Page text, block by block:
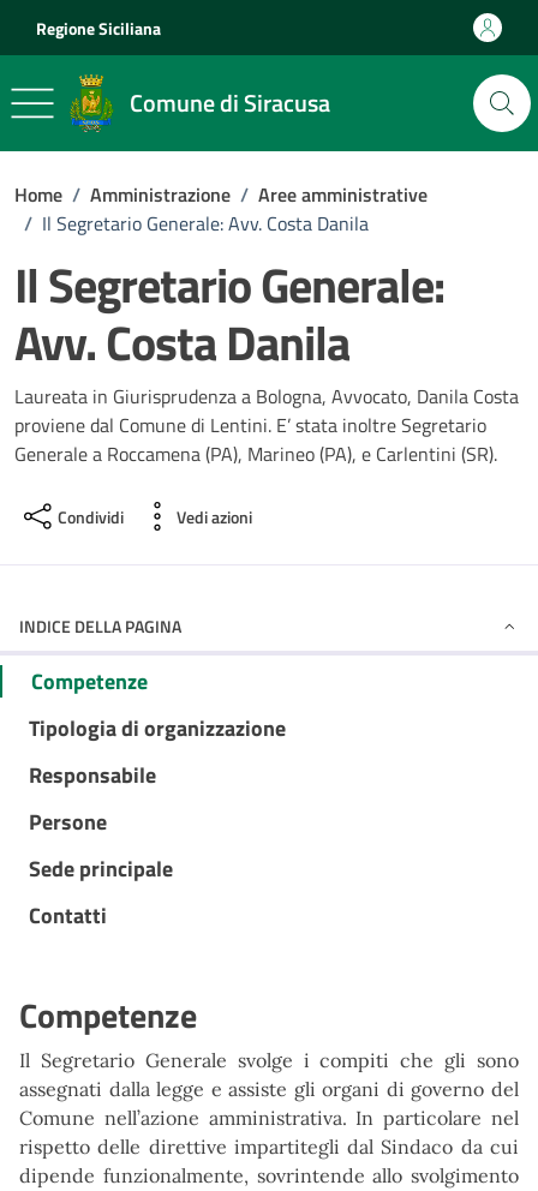
Regione Siciliana
Comune di Siracusa
Home / Amministrazione / Aree amministrative
/ Il Segretario Generale: Avv. Costa Danila
Il Segretario Generale:
Avv. Costa Danila
Laureata in Giurisprudenza a Bologna, Avvocato, Danila Costa
proviene dal Comune di Lentini. E’ stata inoltre Segretario
Generale a Roccamena (PA), Marineo (PA), e Carlentini (SR).
Condividi Vedi azioni
INDICE DELLA PAGINA
Competenze
Tipologia di organizzazione
Responsabile
Persone
Sede principale
Contatti
Competenze
Il Segretario Generale svolge i compiti che gli sono
assegnati dalla legge e assiste gli organi di governo del
Comune nell’azione amministrativa. In particolare nel
rispetto delle direttive impartitegli dal Sindaco da cui
dipende funzionalmente, sovrintende allo svolgimento